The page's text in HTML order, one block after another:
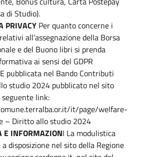
di Studio).
PRIVACY Per quanto concerne i
all’assegnazione della Borsa
e del Buono libri si prenda
ai sensi del GDPR
pubblicata nel Bando Contributi
studio 2024 pubblicato nel sito
link:
it/page/welfare-
– Diritto allo studio 2024
E INFORMAZIONI La modulistica
disposizione nel sito della Regione